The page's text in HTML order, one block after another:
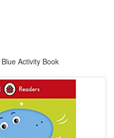
Activity Book